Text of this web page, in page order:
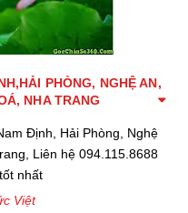
PHÒNG, NGHỆ AN,
NHA TRANG
Định, Hải Phòng, Nghệ
Liên hệ 094.115.8688
nhất
Việt